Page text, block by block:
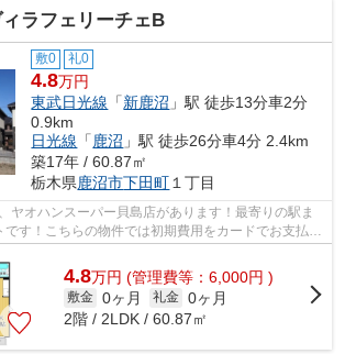
ィラフェリーチェB
敷0 礼0
4.8万円
東武日光線 「新鹿沼 」駅 徒歩13分車2分
0.9km
日光線 「鹿沼 」駅 徒歩26分車4分 2.4km
築17年 / 60.87㎡
栃木県鹿沼市下田町１丁目
ヤオハンスーパー貝島店があります！最寄りの駅ま
です！こちらの物件では初期費用をカードでお支払い
ごみ置き場があ...
4.8万円 (管理費等：6,000円 )
敷金 0ヶ月 礼金 0ヶ月
2階 / 2LDK / 60.87㎡